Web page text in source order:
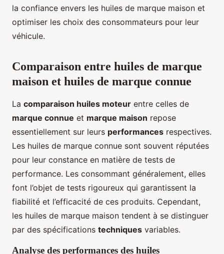
la confiance envers les huiles de marque maison et
optimiser les choix des consommateurs pour leur
véhicule.
Comparaison entre huiles de marque
maison et huiles de marque connue
La comparaison huiles moteur entre celles de
marque connue et marque maison repose
essentiellement sur leurs performances respectives.
Les huiles de marque connue sont souvent réputées
pour leur constance en matière de tests de
performance. Les consommant généralement, elles
font l’objet de tests rigoureux qui garantissent la
fiabilité et l’efficacité de ces produits. Cependant,
les huiles de marque maison tendent à se distinguer
par des spécifications techniques variables.
Analyse des performances des huiles